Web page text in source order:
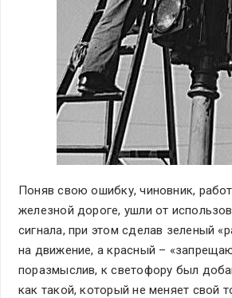
Поняв свою ошибку, чиновник,
железной дороге, ушли от
сигнала, при этом сделав зеленый
на движение, а красный –
поразмыслив, к светофору был
как такой, который не меняет свой